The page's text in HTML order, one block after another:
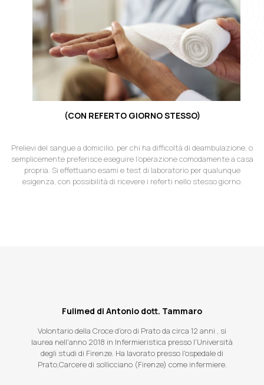
(CON REFERTO GIORNO STESSO)
Prelievi del sangue a domicilio, per chi ha difficoltà di deambulazione, o
semplicemente preferisce eseguire l’operazione comodamente a casa
propria. Si effettuano esami e test di laboratorio per qualunque
esigenza, con possibilità di ricevere i referti nello stesso giorno.
Fulimed di Antonio dott. Tammaro
Volontario della Croce d'oro di Prato da circa 12 anni , si
laurea nell'anno 2018 in Infermieristica presso l'Università
degli studi di Firenze. Ha lavorato presso l'ospedale di
Prato,Carcere di sollicciano (Firenze) come infermiere.